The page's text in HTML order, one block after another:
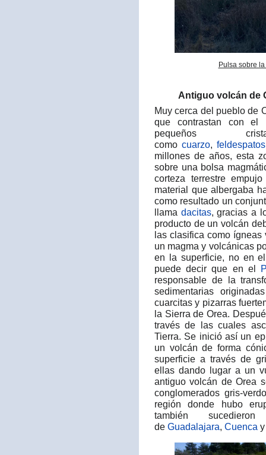
Pulsa sobre
Antiguo volcán de
Muy cerca del pueblo de
que contrastan con el
pequeños
como cuarzo, feldespatos
millones de años, esta
sobre una bolsa
corteza terrestre
material que albergaba
como resultado un
llama dacitas, gracias a
producto de un volcán
las clasifica como ígneas
un magma y volcánicas
en la superficie, no en
puede decir que en el
responsable de la
sedimentarias
cuarcitas y pizarras
la Sierra de Orea.
través de las cuales
Tierra. Se inició así un
un volcán de forma
superficie a través de
ellas dando lugar a un
antiguo volcán de Orea
conglomerados gris-
región donde hubo
también
de Guadalajara, Cuenca